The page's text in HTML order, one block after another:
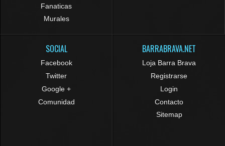
Fanaticas
Murales
SOCIAL
Facebook
Twitter
Google +
Comunidad
BARRABRAVA.NET
Loja Barra Brava
Registrarse
Login
Contacto
Sitemap